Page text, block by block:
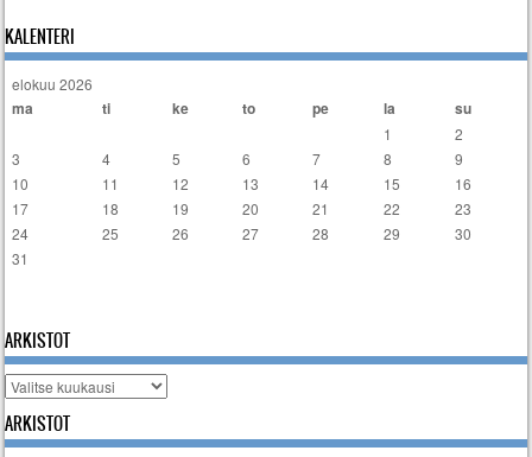
Artikkelien selaus
KALENTERI
elokuu 2026
ma ti ke to pe la su
1
2
3
4 5 6 7 8
9
10
11 12 13 14 15
16
17
18 19 20 21 22
23
24
25 26 27 28 29
30
31
ARKISTOT
Arkistot
ARKISTOT